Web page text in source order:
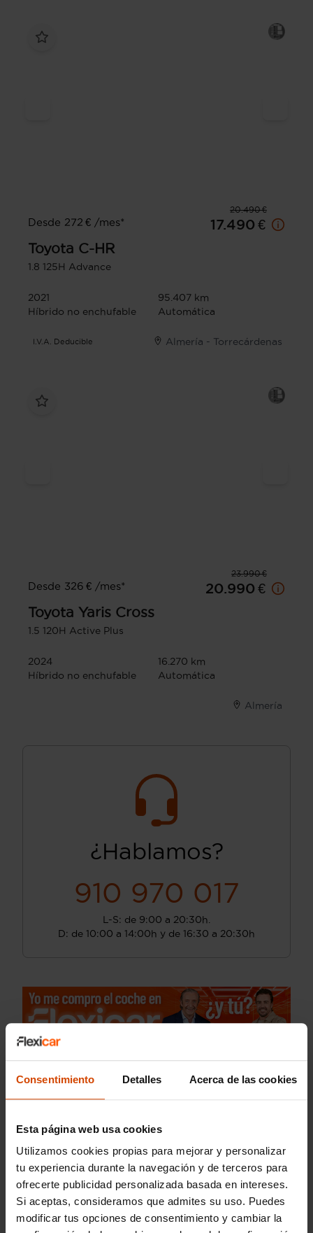
Consentimiento Detalles Acerca de las cookies
Esta página web usa cookies
Utilizamos cookies propias para mejorar y personalizar
tu experiencia durante la navegación y de terceros para
ofrecerte publicidad personalizada basada en intereses.
Si aceptas, consideramos que admites su uso. Puedes
modificar tus opciones de consentimiento y cambiar la
20.490 €
Desde 272 € /mes*
17.490 €
Toyota C-HR
1.8 125H Advance
2021
95.407 km
Híbrido no enchufable
Automática
I.V.A. Deducible Almería - Torrecárdenas
23.990 €
Desde 326 € /mes*
20.990 €
Toyota Yaris Cross
1.5 120H Active Plus
2024
16.270 km
Híbrido no enchufable
Automática
Almería
¿Hablamos?
910 970 017
L-S: de 9:00 a 20:30h.
D: de 10:00 a 14:00h y de 16:30 a 20:30h